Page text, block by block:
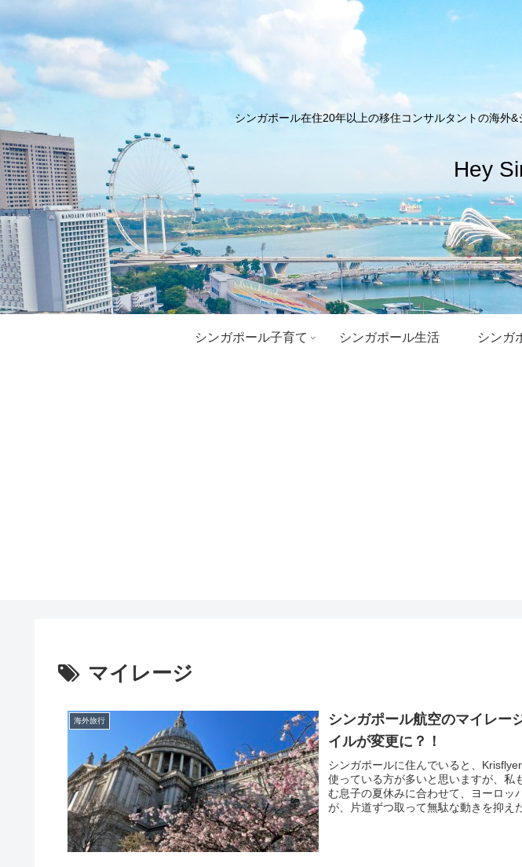
シンガポール在住20年以上の移住コンサルタントの海外
Hey
シンガポール子育て シンガポール生活 シンガ
マイレージ
海外旅行
シンガポール航空のマイレー
イルが変更に？！
シンガポールに住んでいると、
使っている方が多いと思いますが、私
む息子の夏休みに合わせて、ヨーロッ
が、片道ずつ取って無駄な動きを抑え